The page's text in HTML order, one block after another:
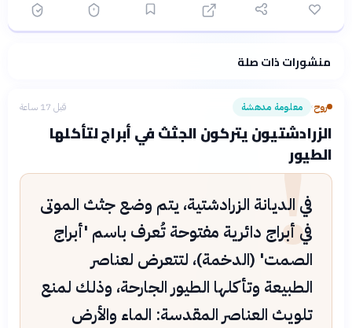
فلسفتنا المعرفية· سياسة الذكاء الاصطناعيمنشورات ذات صلة
روح› معلومة مدهشة قبل 17 ساعة
الزرادشتيون يتركون الجثث في أبراج لتأكلها
الطيور
!
في الديانة الزرادشتية، يتم وضع جثث الموتى
في أبراج دائرية مفتوحة تُعرف باسم 'أبراج
الصمت' (الدخمة)، لتتعرض لعناصر
الطبيعة وتأكلها الطيور الجارحة، وذلك لمنع
تلويث العناصر المقدسة: الماء والأرض